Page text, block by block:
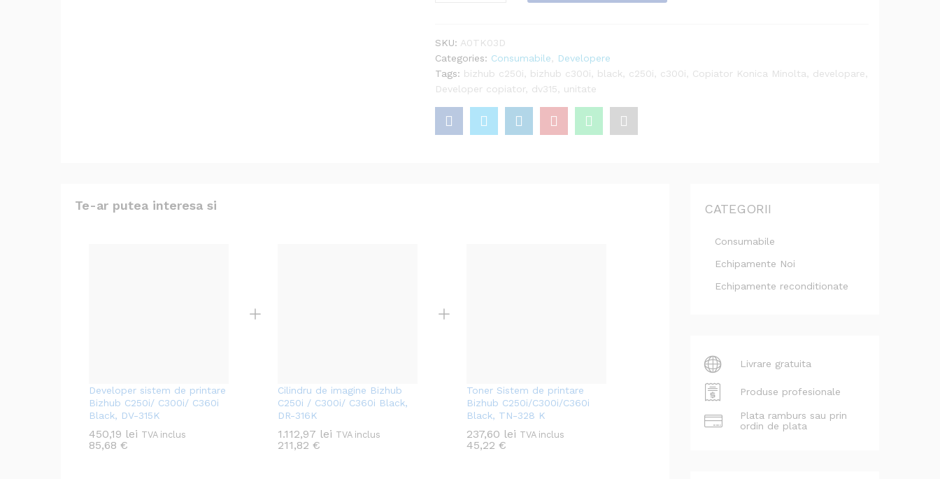
C250i/
C300i/
C360i
Black,
315K
SKU: A0TK03D
Categories: Consumabile
Developere
Tags: bizhub c250i bizhub c300i black c250i c300i Copiator Konica Minolta developare
Developer copiator, dv315 unitate
Te-ar putea interesa si
Developer sistem de printare
Bizhub C250i/ C300i/ C360i
Black, DV-315K
450,19 lei TVA inclus
85,68 €
Cilindru de imagine Bizhub
C250i / C300i/ C360i Black,
DR-316K
1.112,97 lei TVA inclus
211,82 €
Toner Sistem de printare
Bizhub C250i/C300i/C360i
Black, TN-328 K
237,60 lei TVA inclus
45,22 €
CATEGORII
Consumabile
Echipamente Noi
Echipamente reconditionate
Livrare gratuita
Produse profesionale
Plata ramburs sau prin
ordin de plata